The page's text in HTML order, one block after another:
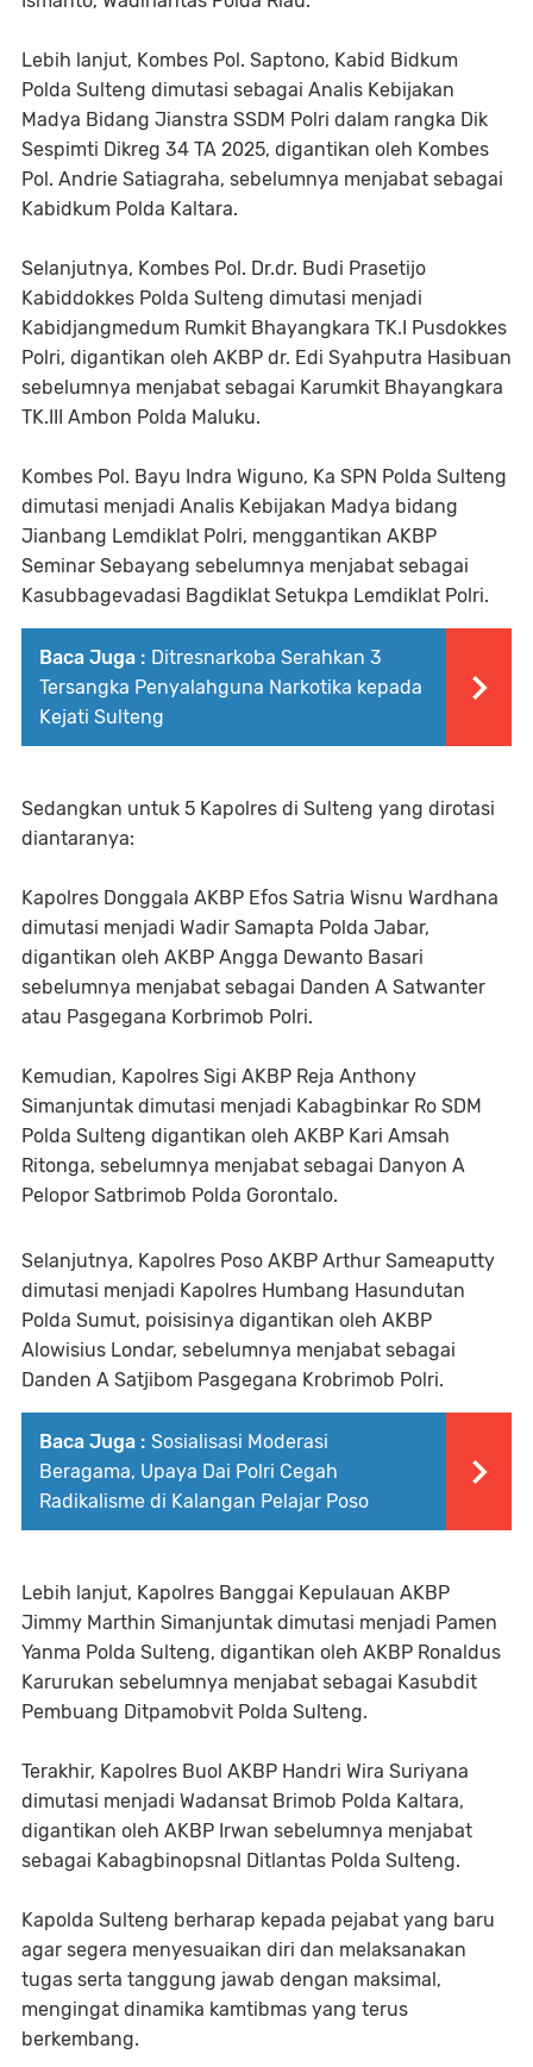
Lebih lanjut, Kombes Pol. Saptono, Kabid Bidkum
Polda Sulteng dimutasi sebagai Analis Kebijakan
Madya Bidang Jianstra SSDM Polri dalam rangka Dik
Sespimti Dikreg 34 TA 2025, digantikan oleh Kombes
Pol. Andrie Satiagraha, sebelumnya menjabat sebagai
Kabidkum Polda Kaltara.
Selanjutnya, Kombes Pol. Dr.dr. Budi Prasetijo
Kabiddokkes Polda Sulteng dimutasi menjadi
Kabidjangmedum Rumkit Bhayangkara TK.I Pusdokkes
Polri, digantikan oleh AKBP dr. Edi Syahputra Hasibuan
sebelumnya menjabat sebagai Karumkit Bhayangkara
TK.III Ambon Polda Maluku.
Kombes Pol. Bayu Indra Wiguno, Ka SPN Polda Sulteng
dimutasi menjadi Analis Kebijakan Madya bidang
Jianbang Lemdiklat Polri, menggantikan AKBP
Seminar Sebayang sebelumnya menjabat sebagai
Kasubbagevadasi Bagdiklat Setukpa Lemdiklat Polri.
Baca Juga : Ditresnarkoba Serahkan 3
Tersangka Penyalahguna Narkotika kepada
Kejati Sulteng
Sedangkan untuk 5 Kapolres di Sulteng yang dirotasi
diantaranya:
Kapolres Donggala AKBP Efos Satria Wisnu Wardhana
dimutasi menjadi Wadir Samapta Polda Jabar,
digantikan oleh AKBP Angga Dewanto Basari
sebelumnya menjabat sebagai Danden A Satwanter
atau Pasgegana Korbrimob Polri.
Kemudian, Kapolres Sigi AKBP Reja Anthony
Simanjuntak dimutasi menjadi Kabagbinkar Ro SDM
Polda Sulteng digantikan oleh AKBP Kari Amsah
Ritonga, sebelumnya menjabat sebagai Danyon A
Pelopor Satbrimob Polda Gorontalo.
Selanjutnya, Kapolres Poso AKBP Arthur Sameaputty
dimutasi menjadi Kapolres Humbang Hasundutan
Polda Sumut, poisisinya digantikan oleh AKBP
Alowisius Londar, sebelumnya menjabat sebagai
Danden A Satjibom Pasgegana Krobrimob Polri.
Baca Juga : Sosialisasi Moderasi
Beragama, Upaya Dai Polri Cegah
Radikalisme di Kalangan Pelajar Poso
Lebih lanjut, Kapolres Banggai Kepulauan AKBP
Jimmy Marthin Simanjuntak dimutasi menjadi Pamen
Yanma Polda Sulteng, digantikan oleh AKBP Ronaldus
Karurukan sebelumnya menjabat sebagai Kasubdit
Pembuang Ditpamobvit Polda Sulteng.
Terakhir, Kapolres Buol AKBP Handri Wira Suriyana
dimutasi menjadi Wadansat Brimob Polda Kaltara,
digantikan oleh AKBP Irwan sebelumnya menjabat
sebagai Kabagbinopsnal Ditlantas Polda Sulteng.
Kapolda Sulteng berharap kepada pejabat yang baru
agar segera menyesuaikan diri dan melaksanakan
tugas serta tanggung jawab dengan maksimal,
mengingat dinamika kamtibmas yang terus
berkembang.